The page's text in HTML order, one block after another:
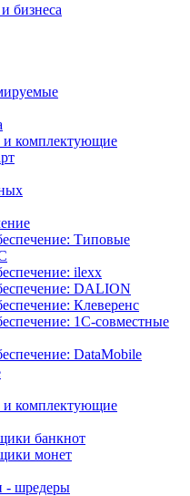
бизнеса
и комплектующие
Типовые
ilexx
DALION
Клеверенс
1С-совместные
DataMobile
и комплектующие
банкнот
монет
- шредеры